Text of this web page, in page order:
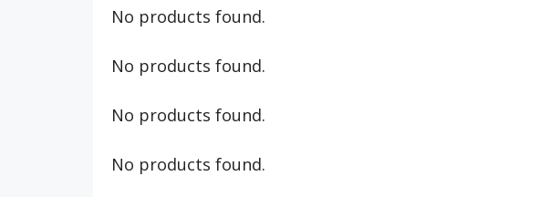
No products found.
No products found.
No products found.
No products found.